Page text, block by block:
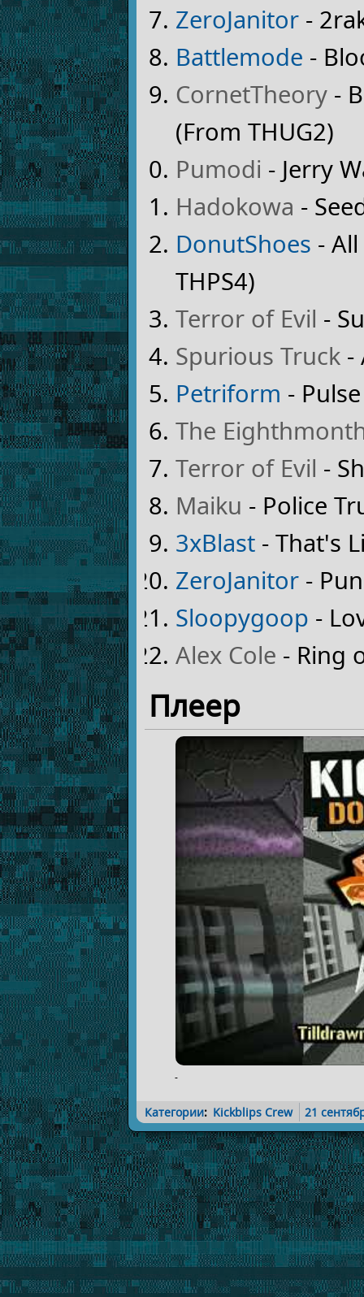
ZeroJanitor -
Battlemode -
CornetTheory -
(From THUG2)
Pumodi - Jerry
Hadokowa -
DonutShoes -
THPS4)
Terror of Evil -
Spurious Truck -
Petriform -
The
Terror of Evil -
Maiku - Police
3xBlast - That's
ZeroJanitor -
Sloopygoop -
Alex Cole - Ring
Плеер
-
Категории: Kickblips Crew 21